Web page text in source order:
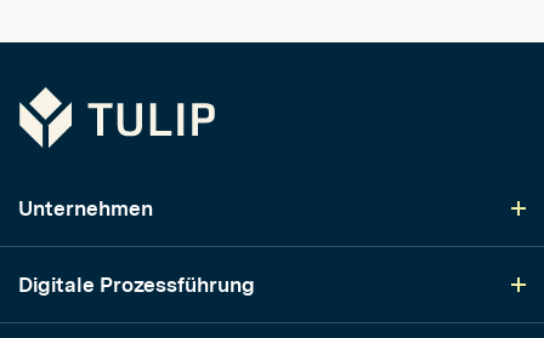
Tulip
Unternehmen
Digitale Prozessführung